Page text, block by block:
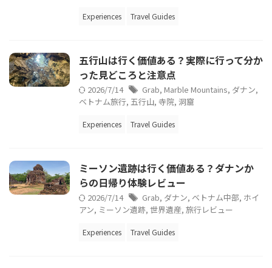
Experiences Travel Guides
五行山は行く価値ある？実際に行って分か
った見どころと注意点
2026/7/14 Grab, Marble Mountains, ダナン,
ベトナム旅行, 五行山, 寺院, 洞窟
Experiences Travel Guides
ミーソン遺跡は行く価値ある？ダナンか
らの日帰り体験レビュー
2026/7/14 Grab, ダナン, ベトナム中部, ホイ
アン, ミーソン遺跡, 世界遺産, 旅行レビュー
Experiences Travel Guides